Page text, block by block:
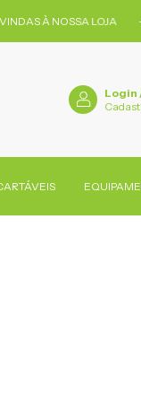
À NOSSA LOJA -
Login